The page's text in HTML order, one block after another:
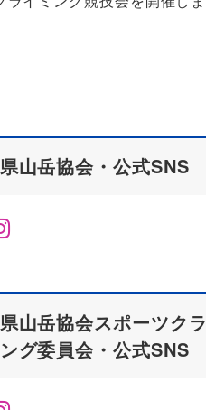
山岳協会・公式SNS
山岳協会スポーツクラ
グ委員会・公式SNS